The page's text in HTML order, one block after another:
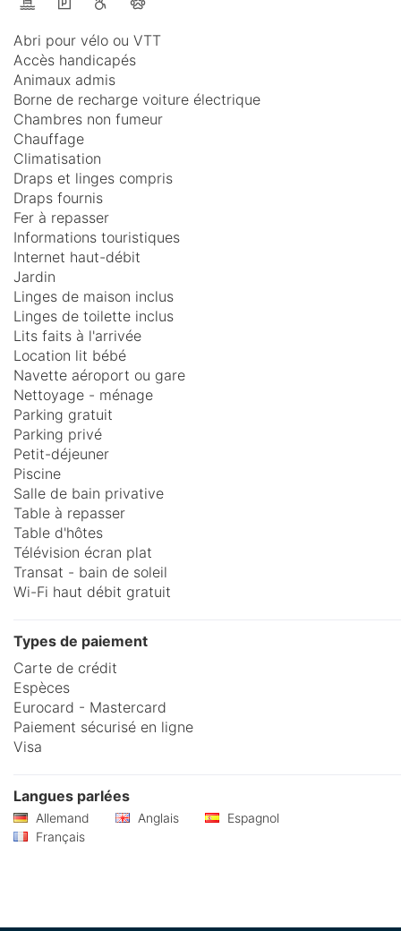
Abri pour vélo ou VTT
Accès handicapés
Animaux admis
Borne de recharge voiture électrique
Chambres non fumeur
Chauffage
Climatisation
Draps et linges compris
Draps fournis
Fer à repasser
Informations touristiques
Internet haut-débit
Jardin
Linges de maison inclus
Linges de toilette inclus
Lits faits à l'arrivée
Location lit bébé
Navette aéroport ou gare
Nettoyage - ménage
Parking gratuit
Parking privé
Petit-déjeuner
Piscine
Salle de bain privative
Table à repasser
Table d'hôtes
Télévision écran plat
Transat - bain de soleil
Wi-Fi haut débit gratuit
Types de paiement
Carte de crédit
Espèces
Eurocard - Mastercard
Paiement sécurisé en ligne
Visa
Langues parlées
Allemand Anglais
Espagnol
Français